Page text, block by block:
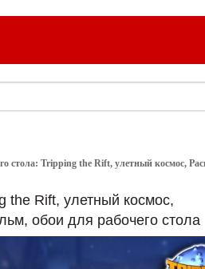
стола: Tripping the Rift, улетный космос,
the Rift, улетный космос,
обои для рабочего стола